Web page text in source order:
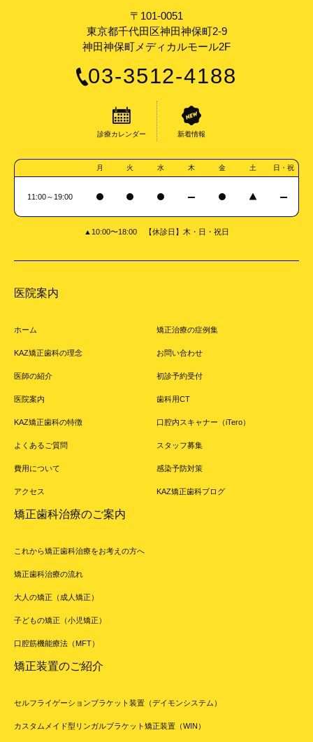
〒101-0051
東京都千代田区神田神保町2-9
神田神保町メディカルモール2F
03-3512-4188
診療カレンダー 新着情報
月 火 水 木 金 土 日・祝
11:00～19:00
▲10:00〜18:00 【休診日】木・日・祝日
医院案内
ホーム
KAZ矯正歯科の理念
医師の紹介
医院案内
KAZ矯正歯科の特徴
よくあるご質問
費用について
アクセス
矯正治療の症例集
お問い合わせ
初診予約受付
歯科用CT
口腔内スキャナー（iTero）
スタッフ募集
感染予防対策
KAZ矯正歯科ブログ
矯正歯科治療のご案内
これから矯正歯科治療をお考えの方へ
矯正歯科治療の流れ
大人の矯正（成人矯正）
子どもの矯正（小児矯正）
口腔筋機能療法（MFT）
矯正装置のご紹介
セルフライゲーションブラケット装置（デイモンシステム）
カスタムメイド型リンガルブラケット矯正装置（WIN）